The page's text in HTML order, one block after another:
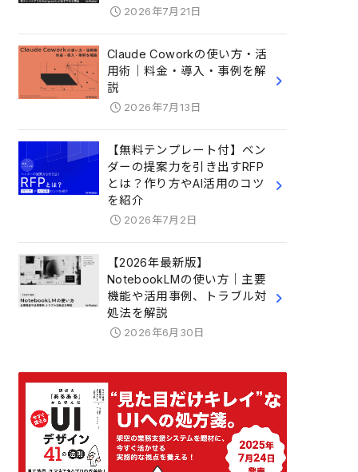
2026年7月21日
Claude Coworkの使い方・活
用術｜料金・導入・事例を解
説
2026年7月13日
【無料テンプレート付】ベン
ダーの提案力を引き出すRFP
とは？作り方やAI活用のコツ
を紹介
2026年7月2日
【2026年最新版】
NotebookLMの使い方｜主要
機能や活用事例、トラブル対
処法を解説
2026年6月30日